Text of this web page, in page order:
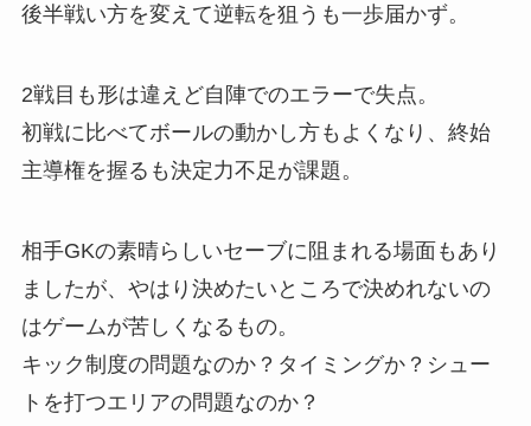
後半戦い方を変えて逆転を狙うも一歩届かず。
2戦目も形は違えど自陣でのエラーで失点。
初戦に比べてボールの動かし方もよくなり、終始
主導権を握るも決定力不足が課題。
相手GKの素晴らしいセーブに阻まれる場面もあり
ましたが、やはり決めたいところで決めれないの
はゲームが苦しくなるもの。
キック制度の問題なのか？タイミングか？シュー
トを打つエリアの問題なのか？